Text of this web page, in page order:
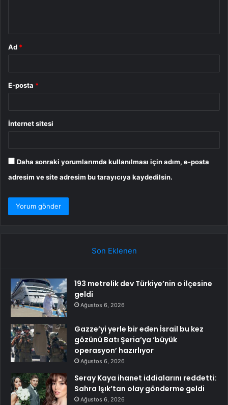
Ad *
E-posta *
İnternet sitesi
Daha sonraki yorumlarımda kullanılması için adım, e-posta
adresim ve site adresim bu tarayıcıya kaydedilsin.
Son Eklenen
193 metrelik dev Türkiye’nin o ilçesine
geldi
Ağustos 6, 2026
Gazze’yi yerle bir eden İsrail bu kez
gözünü Batı Şeria’ya ‘büyük
operasyon’ hazırlıyor
Ağustos 6, 2026
Seray Kaya ihanet iddialarını reddetti:
Sahra Işık’tan olay gönderme geldi
Ağustos 6, 2026